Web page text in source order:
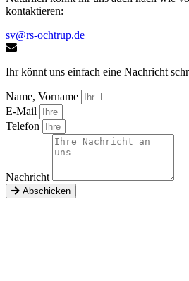
kontaktieren:
sv@rs-ochtrup.de
Ihr könnt uns einfach eine Nachricht
Name, Vorname
E-Mail
Telefon
Nachricht
Abschicken